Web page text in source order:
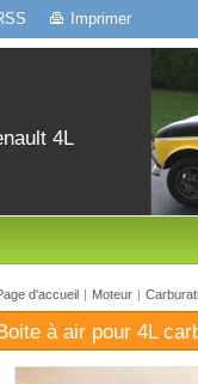
Imprimer
4L
d'accueil | Moteur |
à air pour 4L